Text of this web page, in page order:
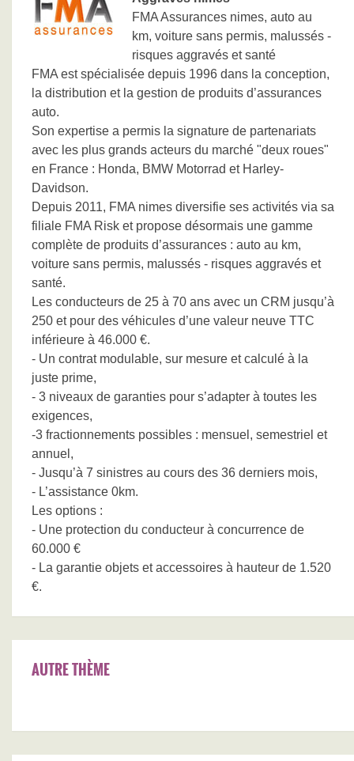
FMA Assurances nimes, auto au
km, voiture sans permis, malussés -
risques aggravés et santé
FMA est spécialisée depuis 1996 dans la conception,
la distribution et la gestion de produits d’assurances
auto.
Son expertise a permis la signature de partenariats
avec les plus grands acteurs du marché "deux roues"
en France : Honda, BMW Motorrad et Harley-
Davidson.
Depuis 2011, FMA nimes diversifie ses activités via sa
filiale FMA Risk et propose désormais une gamme
complète de produits d’assurances : auto au km,
voiture sans permis, malussés - risques aggravés et
santé.
Les conducteurs de 25 à 70 ans avec un CRM jusqu’à
250 et pour des véhicules d’une valeur neuve TTC
inférieure à 46.000 €.
- Un contrat modulable, sur mesure et calculé à la
juste prime,
- 3 niveaux de garanties pour s’adapter à toutes les
exigences,
-3 fractionnements possibles : mensuel, semestriel et
annuel,
- Jusqu’à 7 sinistres au cours des 36 derniers mois,
- L’assistance 0km.
Les options :
- Une protection du conducteur à concurrence de
60.000 €
- La garantie objets et accessoires à hauteur de 1.520
€.
AUTRE THÈME